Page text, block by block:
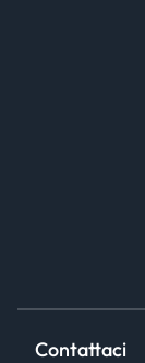
Contattaci